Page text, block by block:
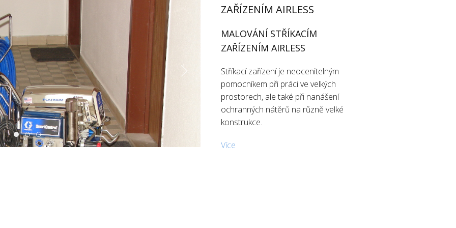
Malování stříkacím zařízením Airless
Malování stříkacím zařízením Airless
Malování stříkacím zařízením Airless
ZAŘÍZENÍM AIRLESS
MALOVÁNÍ STŘÍKACÍM
ZAŘÍZENÍM AIRLESS
Stříkací zařízení je neocenitelným
pomocníkem při práci ve velkých
prostorech, ale také při nanášení
ochranných nátěrů na různě velké
konstrukce.
Více